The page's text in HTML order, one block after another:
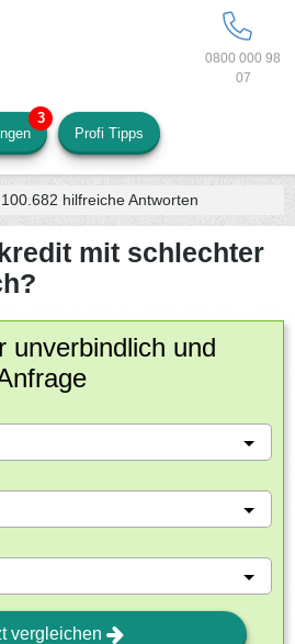
0800 000 98
07
Profi Tipps
100.682 hilfreiche Antworten
mit schlechter
unverbindlich und
vergleichen